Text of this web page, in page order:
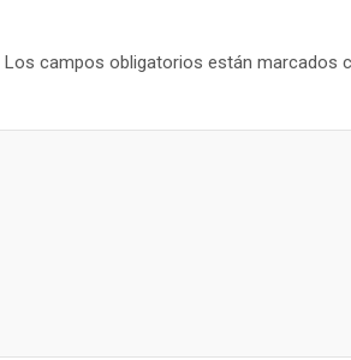
Los campos obligatorios están marcados